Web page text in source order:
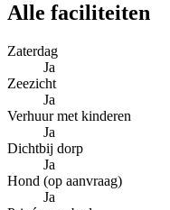
Alle faciliteiten
Zaterdag
Ja
Zeezicht
Ja
Verhuur met kinderen
Ja
Dichtbij dorp
Ja
Hond (op aanvraag)
Ja